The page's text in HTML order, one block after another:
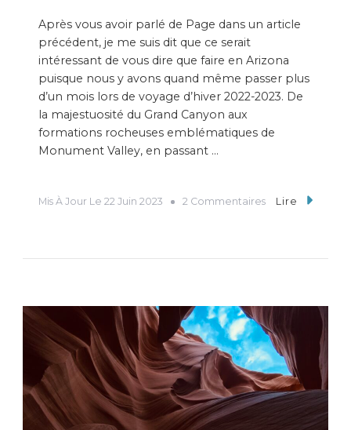
Après vous avoir parlé de Page dans un article
précédent, je me suis dit que ce serait
intéressant de vous dire que faire en Arizona
puisque nous y avons quand même passer plus
d’un mois lors de voyage d’hiver 2022-2023. De
la majestuosité du Grand Canyon aux
formations rocheuses emblématiques de
Monument Valley, en passant …
Mis À Jour Le 22 Juin 2023 2 Commentaires Lire